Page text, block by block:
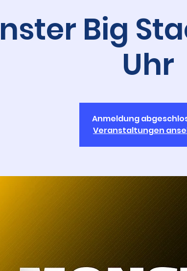
Big
Uhr
Anmeldung
Veranstaltungen